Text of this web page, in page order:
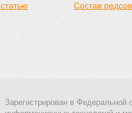
Состав
Зарегистрирован в